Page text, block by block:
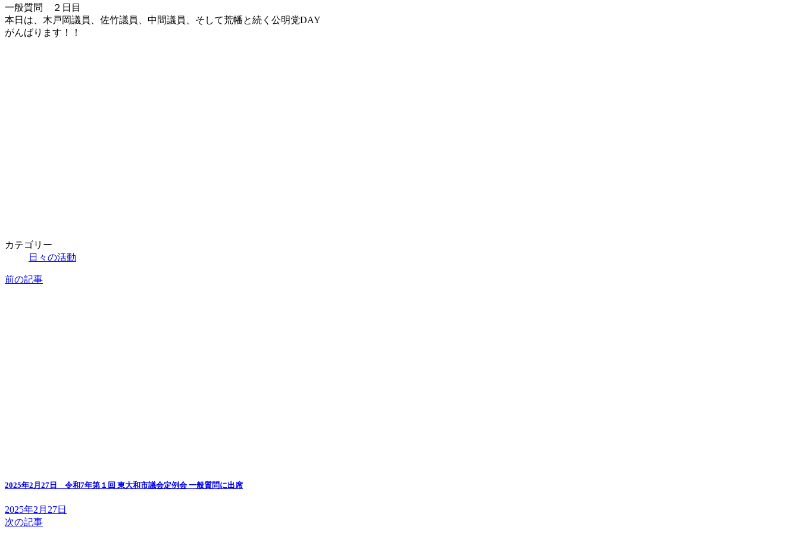
日
時
一般質問 ２日目
本日は、木戸岡議員、佐竹議員、中間議員、そして荒幡と続く公明党DAY
がんばります！！
カテゴリー
日々の活動
前の記事
2025年2月27日 令和7年第１回 東大和市議会定例会 一般質問に出席
2025年2月27日
次の記事